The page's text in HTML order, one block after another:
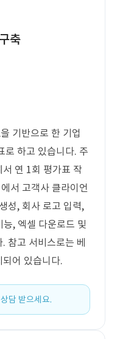
축
기반으로 한 기업
로 하고 있습니다. 주
연 1회 평가표 작
서 고객사 클라이언
성, 회사 로고 입력,
, 엑셀 다운로드 및
참고 서비스로는 베
어 있습니다.
담 받으세요.